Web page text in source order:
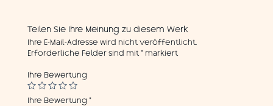
Teilen Sie Ihre Meinung zu diesem Werk
Ihre E-Mail-Adresse wird nicht veröffentlicht.
Erforderliche Felder sind mit*markiert
Ihre Bewertung
Ihre Bewertung *